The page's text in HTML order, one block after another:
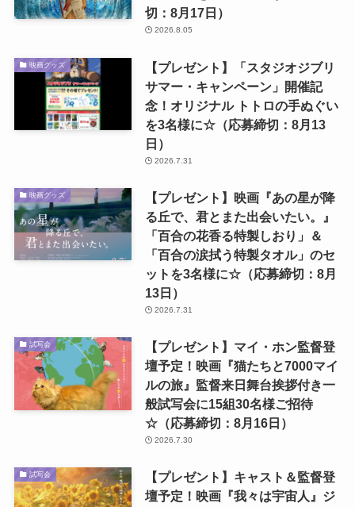
切：8月17日）
2026.8.05
映画グッズ
【プレゼント】「スタジオジブリ
サマー・キャンペーン」開催記
念！オリジナル トトロの手ぬぐい
を3名様に☆（応募締切：8月13
日）
2026.7.31
映画グッズ
【プレゼント】映画『あの星が降
る丘で、君とまた出会いたい。』
「百合の花香る特製しおり」＆
「百合の涙拭う特製タオル」のセ
ットを3名様に☆（応募締切：8月
13日）
2026.7.31
試写会
【プレゼント】マイ・ホン監督登
壇予定！映画『猫たちと7000マイ
ルの旅』監督来日舞台挨拶付き一
般試写会に15組30名様ご招待
☆（応募締切：8月16日）
2026.7.30
試写会
【プレゼント】キャスト＆監督登
壇予定！映画『我々は宇宙人』ジ